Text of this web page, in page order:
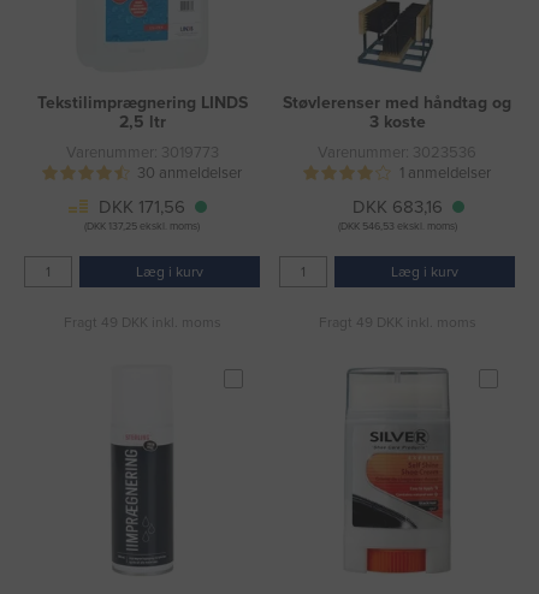
Tekstilimprægnering LINDS
2,5 ltr
Varenummer: 3019773
30 anmeldelser
DKK 171,56
(DKK 137,25 ekskl. moms)
Læg i kurv
Fragt 49 DKK inkl. moms
Støvlerenser med håndtag og
3 koste
Varenummer: 3023536
1 anmeldelser
DKK 683,16
(DKK 546,53 ekskl. moms)
Læg i kurv
Fragt 49 DKK inkl. moms